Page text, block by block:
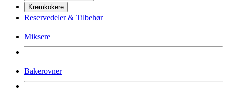
Kremkokere
Reservedeler & Tilbehør
Miksere
Bakerovner